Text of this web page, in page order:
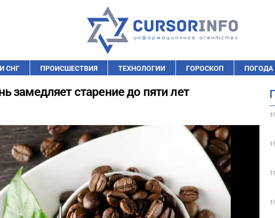
СНГ ПРОИСШЕСТВИЯ ТЕХНОЛОГИИ ГОРОСКОП ПОГОДА
замедляет старение до пяти лет